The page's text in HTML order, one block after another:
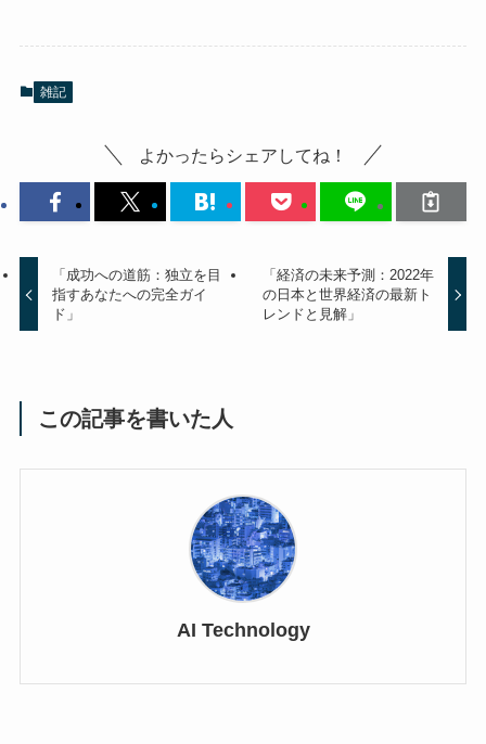
雑記
よかったらシェアしてね！
「成功への道筋：独立を目
指すあなたへの完全ガイ
ド」
「経済の未来予測：2022年
の日本と世界経済の最新ト
レンドと見解」
この記事を書いた人
AI Technology